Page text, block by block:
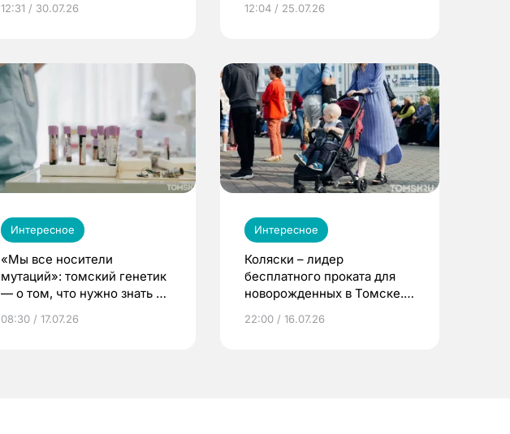
12:31 / 30.07.26 12:04 / 25.07.26
Интересное
«Мы все носители
мутаций»: томский генетик
— о том, что нужно знать до
08:30 / 17.07.26
Интересное
Коляски – лидер
бесплатного проката для
новорожденных в Томске.
22:00 / 16.07.26